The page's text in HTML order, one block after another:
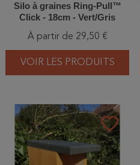
Silo à graines Ring-Pull™
Click - 18cm - Vert/Gris
À partir de 29,50 €
VOIR LES PRODUITS
favorite_border